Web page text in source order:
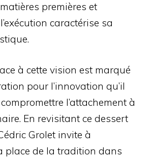
premières et
caractérise sa
à cette vision est marqué
pour l’innovation qu’il
l’attachement à
En revisitant ce dessert
Grolet invite à
place de la tradition dans